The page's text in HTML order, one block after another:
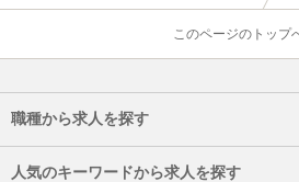
このページのトップ
職種から求人を探す
人気のキーワードから求人を探す